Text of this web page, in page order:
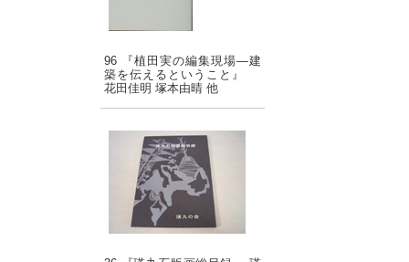
96 『植田実の編集現場―建
築を伝えるということ』
花田佳明 塚本由晴 他